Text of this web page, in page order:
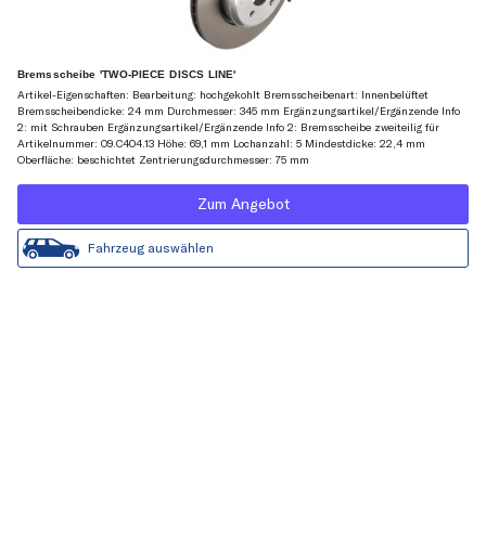
Bremsscheibe 'TWO-PIECE DISCS LINE'
Artikel-Eigenschaften: Bearbeitung: hochgekohlt Bremsscheibenart: Innenbelüftet
Bremsscheibendicke: 24 mm Durchmesser: 345 mm Ergänzungsartikel/Ergänzende Info
2: mit Schrauben Ergänzungsartikel/Ergänzende Info 2: Bremsscheibe zweiteilig für
Artikelnummer: 09.C404.13 Höhe: 69,1 mm Lochanzahl: 5 Mindestdicke: 22,4 mm
Oberfläche: beschichtet Zentrierungsdurchmesser: 75 mm
Zum Angebot
Fahrzeug auswählen